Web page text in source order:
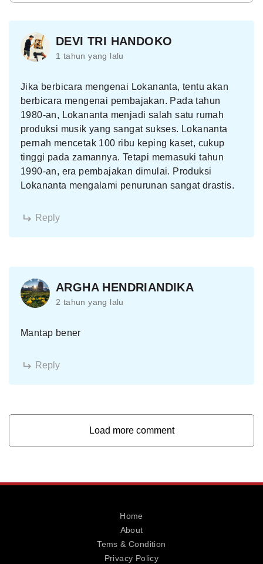
DEVI TRI HANDOKO
1 tahun yang lalu
Jika berbicara mengenai Lokananta, tentu akan
berbicara mengenai pembajakan. Pada tahun
1980-an, Lokananta menjadi salah satu rumah
produksi musik yang sangat sukses. Lokananta
pernah mencetak 100 ribu keping kaset, cukup
tinggi pada zamannya. Tetapi memasuki tahun
1990-an, era pembajakan dimulai. Produksi
Lokananta mengalami penurunan sangat drastis.
Reply
ARGHA HENDRIANDIKA
2 tahun yang lalu
Mantap bener
Reply
Load more comment
Home
About
Tems & Condition
Privacy Policy